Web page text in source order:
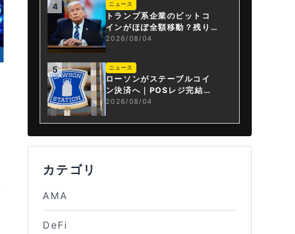
4 ニュース
トランプ系企業のビットコ
インがほぼ全額移動？残り
は3.43BTCか
2026/08/04
5 ニュース
ローソンがステーブルコイ
ン決済へ｜POSレジ完結は
国内初
2026/08/04
カテゴリ
AMA
DeFi